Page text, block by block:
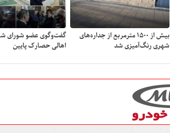
بیش از ۱۵۰۰ مترمربع از جداره‌های
شهری رنگ‌آمیزی شد
گفت‌وگوی عضو شورای
اهالی حصارک پایین